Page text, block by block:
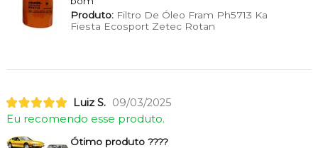
Produto:Filtro De Óleo Fram Ph5713 Ka
Fiesta Ecosport Zetec Rotan
Luiz S. 09/03/2025
Eu recomendo esse produto.
Ótimo produto ????